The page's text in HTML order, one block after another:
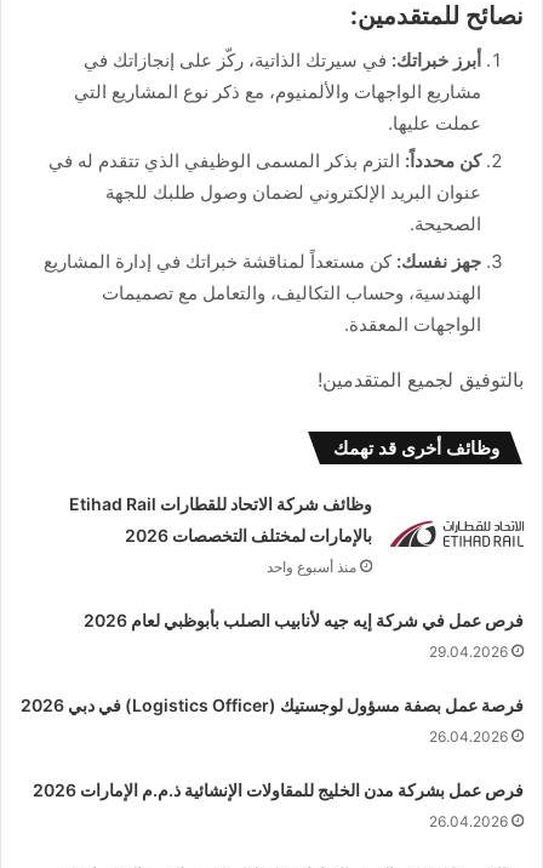
نصائح للمتقدمين:
أبرز خبراتك: في سيرتك الذاتية، ركّز على إنجازاتك في
مشاريع الواجهات والألمنيوم، مع ذكر نوع المشاريع التي
عملت عليها.
كن محدداً: التزم بذكر المسمى الوظيفي الذي تتقدم له في
عنوان البريد الإلكتروني لضمان وصول طلبك للجهة
الصحيحة.
جهز نفسك: كن مستعداً لمناقشة خبراتك في إدارة المشاريع
الهندسية، وحساب التكاليف، والتعامل مع تصميمات
الواجهات المعقدة.
بالتوفيق لجميع المتقدمين!
وظائف أخرى قد تهمك
وظائف شركة الاتحاد للقطارات Etihad Rail
بالإمارات لمختلف التخصصات 2026
منذ أسبوع واحد
فرص عمل في شركة إيه جيه لأنابيب الصلب بأبوظبي لعام 2026
29.04.2026
فرصة عمل بصفة مسؤول لوجستيك (Logistics Officer) في دبي 2026
26.04.2026
فرص عمل بشركة مدن الخليج للمقاولات الإنشائية ذ.م.م الإمارات 2026
26.04.2026